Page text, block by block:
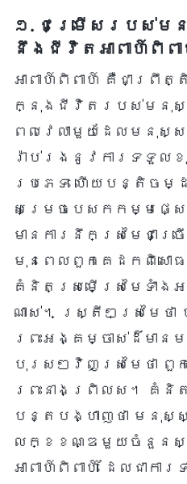
១. ជម្រើសរបស់ម
នឹងជីវិតអាពាហ៍ពិពា
អាពាហ៍ពិពាហ៍ គឺជាព្រឹ
ក្នុងជីវិតរបស់មនុស្
ពេលវេលាមួយដែលមនុស្
រ៉ាប់រងនូវការទទួល
ប្រភេទ ហើយបន្តិចម្
សម្រេចបេសកកម្មផ្
មានការនឹកស្រមៃជាច្
មុនពេលពួកគេដកពិសោ
គំនិតស្រមើស្រមៃទាំងអ
ណាស់។ ស្ត្រីៗស្រមៃថ
ព្រះអង្គម្ចាស់ដ៏មាន
បុរសៗវិញស្រមៃថា ពួក
ព្រះនាងព្រិលស។ គំនិតរ
បន្តបង្ហាញថា មនុ
លក្ខខណ្ឌមួយចំនួនសម្
អាពាហ៍ពិពាហ៍ ដែលជាកា